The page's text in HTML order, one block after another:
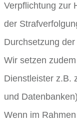
Verpflichtung zur
der
Durchsetzung
Wir setzen
Dienstleister z.B.
und
Wenn im